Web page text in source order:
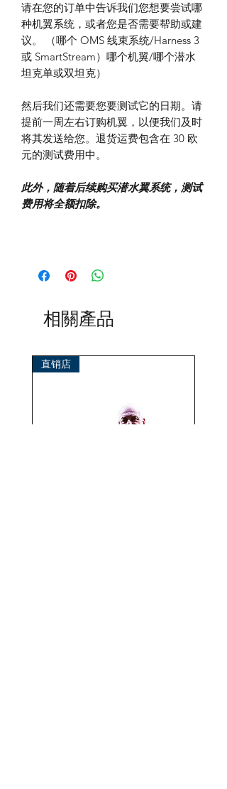
请在您的订单中告诉我们您想要尝试哪
种机翼系统，或者您是否需要帮助或建
议。 （哪个 OMS 线束系统/Harness 3
或 SmartStream）哪个机翼/哪个潜水
坦克单或双坦克）
然后我们还需要您要测试它的日期。请
提前一周左右订购机翼，以便我们及时
将其发送给您。退货运费包含在 30 欧
元的测试费用中。
此外，随着后续购买潜水翼系统，测试
费用将全额扣除。
相關產品
直销店